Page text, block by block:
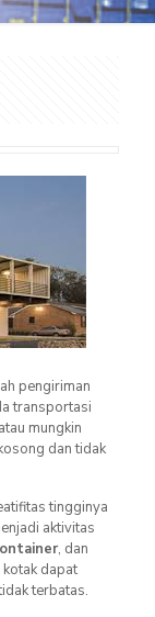
pengiriman
transportasi
mungkin
dan tidak
tingginya
aktivitas
, dan
dapat
terbatas.